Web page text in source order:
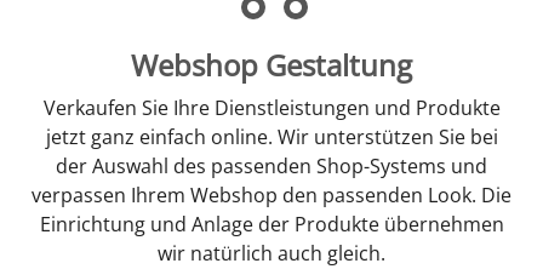
Webshop Gestaltung
Verkaufen Sie Ihre Dienstleistungen und Produkte
jetzt ganz einfach online. Wir unterstützen Sie bei
der Auswahl des passenden Shop-Systems und
verpassen Ihrem Webshop den passenden Look. Die
Einrichtung und Anlage der Produkte übernehmen
wir natürlich auch gleich.